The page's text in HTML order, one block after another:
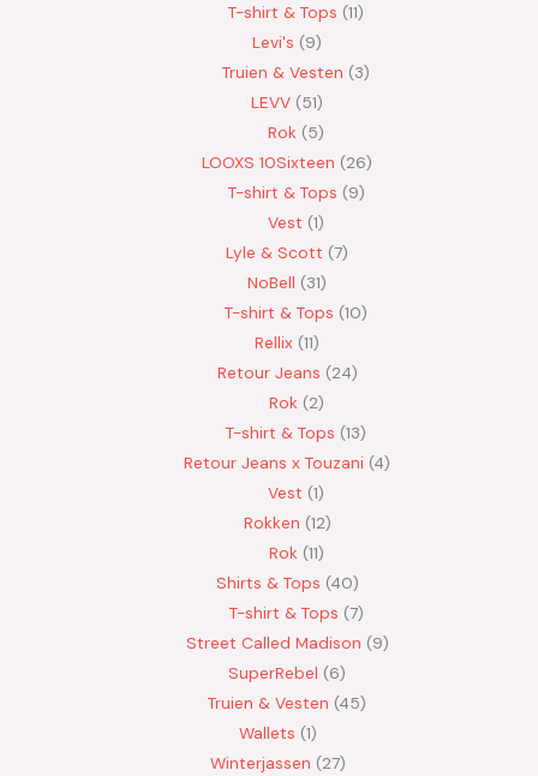
T-shirt & Tops 11
Levi's
9
Truien & Vesten
3
LEVV 51
Rok 5
LOOXS 10Sixteen
26
T-shirt & Tops 9
Vest 1
Lyle & Scott 7
NoBell
31
T-shirt & Tops 10
Rellix 11
Retour Jeans 24
Rok 2
T-shirt & Tops 13
Retour Jeans x Touzani 4
Vest 1
Rokken 12
Rok 11
Shirts & Tops 40
T-shirt & Tops 7
Street Called Madison 9
SuperRebel
6
Truien & Vesten 45
Wallets 1
Winterjassen
27